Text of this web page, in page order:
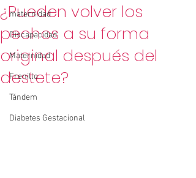
maternidad
Discapacidad
Maternidad
Frenillo
Tándem
Diabetes Gestacional
¿Pueden volver los
pechos a su forma
original después del
destete?